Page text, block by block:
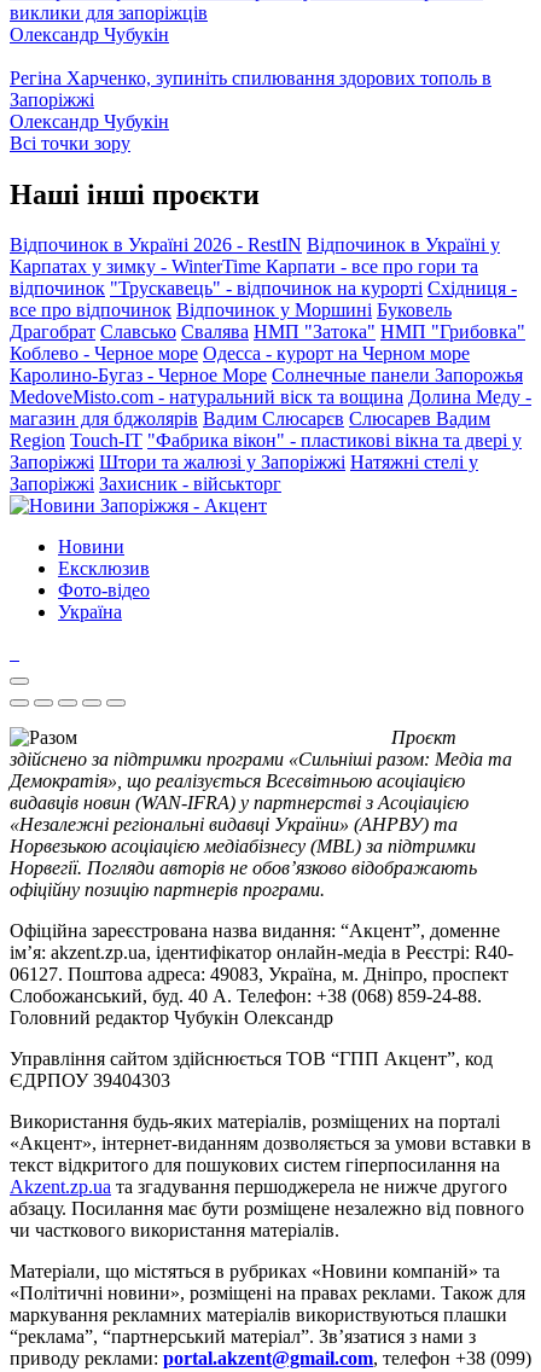
виклики для запоріжців
Олександр Чубукін
Регіна Харченко, зупиніть спилювання здорових тополь в
Запоріжжі
Олександр Чубукін
Всі точки зору
Наші інші проєкти
Відпочинок в Україні 2026 - RestIN Відпочинок в Україні у
Карпатах у зимку - WinterTime Карпати - все про гори та
відпочинок "Трускавець" - відпочинок на курорті Східниця -
все про відпочинок Відпочинок у Моршині Буковель
Драгобрат Славсько Свалява НМП "Затока" НМП "Грибовка"
Коблево - Черное море Одесса - курорт на Черном море
Каролино-Бугаз - Черное Море Солнечные панели Запорожья
MedoveMisto.com - натуральний віск та вощина Долина Меду -
магазин для бджолярів Вадим Слюсарєв Слюсарев Вадим
Region Touch-IT "Фабрика вікон" - пластикові вікна та двері у
Запоріжжі Штори та жалюзі у Запоріжжі Натяжні стелі у
Запоріжжі Захисник - військторг
Новини
Ексклюзив
Фото-відео
Україна
Проєкт
здійснено за підтримки програми «Сильніші разом: Медіа та
Демократія», що реалізується Всесвітньою асоціацією
видавців новин (WAN-IFRA) у партнерстві з Асоціацією
«Незалежні регіональні видавці України» (АНРВУ) та
Норвезькою асоціацією медіабізнесу (MBL) за підтримки
Норвегії. Погляди авторів не обов’язково відображають
офіційну позицію партнерів програми.
Офіційна зареєстрована назва видання: “Акцент”, доменне
ім’я: akzent.zp.ua, ідентифікатор онлайн-медіа в Реєстрі: R40-
06127. Поштова адреса: 49083, Україна, м. Дніпро, проспект
Слобожанський, буд. 40 А. Телефон: +38 (068) 859-24-88.
Головний редактор Чубукін Олександр
Управління сайтом здійснюється ТОВ “ГПП Акцент”, код
ЄДРПОУ 39404303
Використання будь-яких матеріалів, розміщених на порталі
«Акцент», інтернет-виданням дозволяється за умови вставки в
текст відкритого для пошукових систем гіперпосилання на
Akzent.zp.ua та згадування першоджерела не нижче другого
абзацу. Посилання має бути розміщене незалежно від повного
чи часткового використання матеріалів.
Матеріали, що містяться в рубриках «Новини компаній» та
«Політичні новини», розміщені на правах реклами. Також для
маркування рекламних матеріалів використвуються плашки
“реклама”, “партнерський матеріал”. Зв’язатися з нами з
приводу реклами: portal.akzent@gmail.com, телефон +38 (099)